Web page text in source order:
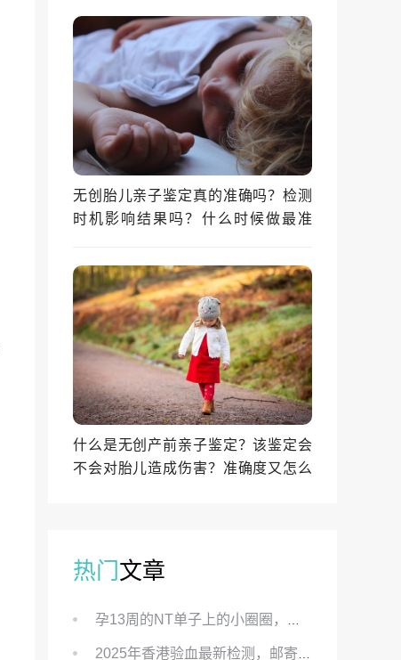
无创胎儿亲子鉴定真的准确吗？检测
时机影响结果吗？什么时候做最准
什么是无创产前亲子鉴定？该鉴定会
不会对胎儿造成伤害？准确度又怎么
热门文章